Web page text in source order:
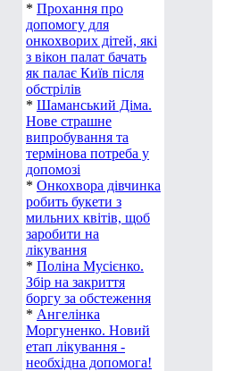
* Прохання про
допомогу для
онкохворих дітей, які
з вікон палат бачать
як палає Київ після
обстрілів
* Шаманський Діма.
Нове страшне
випробування та
термінова потреба у
допомозі
* Онкохвора дівчинка
робить букети з
мильних квітів, щоб
заробити на
лікування
* Поліна Мусієнко.
Збір на закриття
боргу за обстеження
* Ангелінка
Моргуненко. Новий
етап лікування -
необхідна допомога!